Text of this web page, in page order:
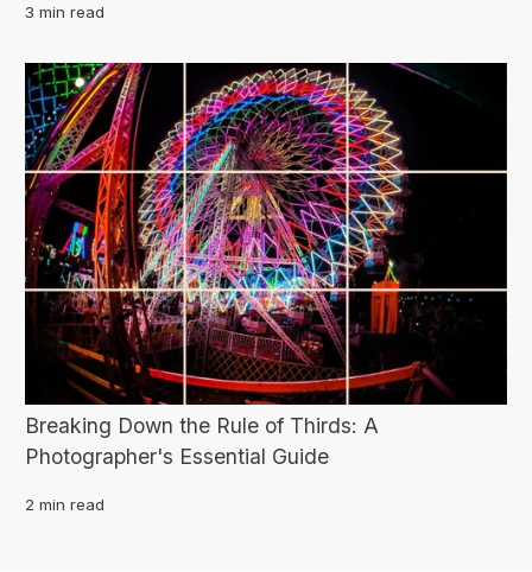
3 min read
Breaking Down the Rule of Thirds: A
Photographer's Essential Guide
2 min read